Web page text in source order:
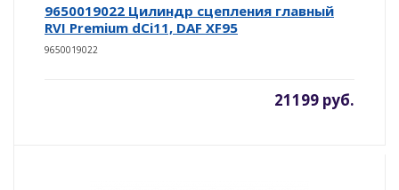
9650019022 Цилиндр сцепления главный
RVI Premium dCi11, DAF XF95
9650019022
21199 руб.